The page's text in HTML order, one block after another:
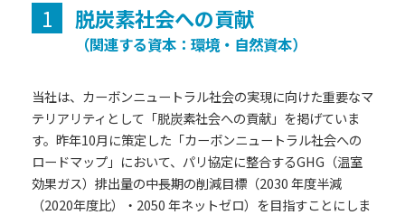
1 脱炭素社会への貢献
（関連する資本：環境・自然資本）
当社は、カーボンニュートラル社会の実現に向けた重要なマ
テリアリティとして「脱炭素社会への貢献」を掲げていま
す。昨年10月に策定した「カーボンニュートラル社会への
ロードマップ」において、パリ協定に整合するGHG（温室
効果ガス）排出量の中長期の削減目標（2030 年度半減
（2020年度比）・2050 年ネットゼロ）を目指すことにしま